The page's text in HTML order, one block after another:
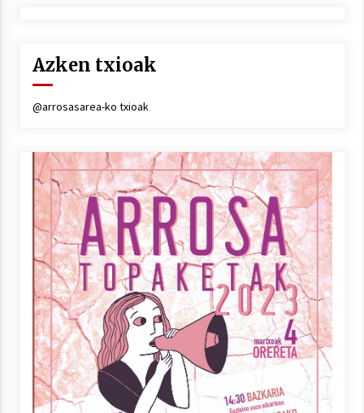
Azken txioak
@arrosasarea-ko txioak